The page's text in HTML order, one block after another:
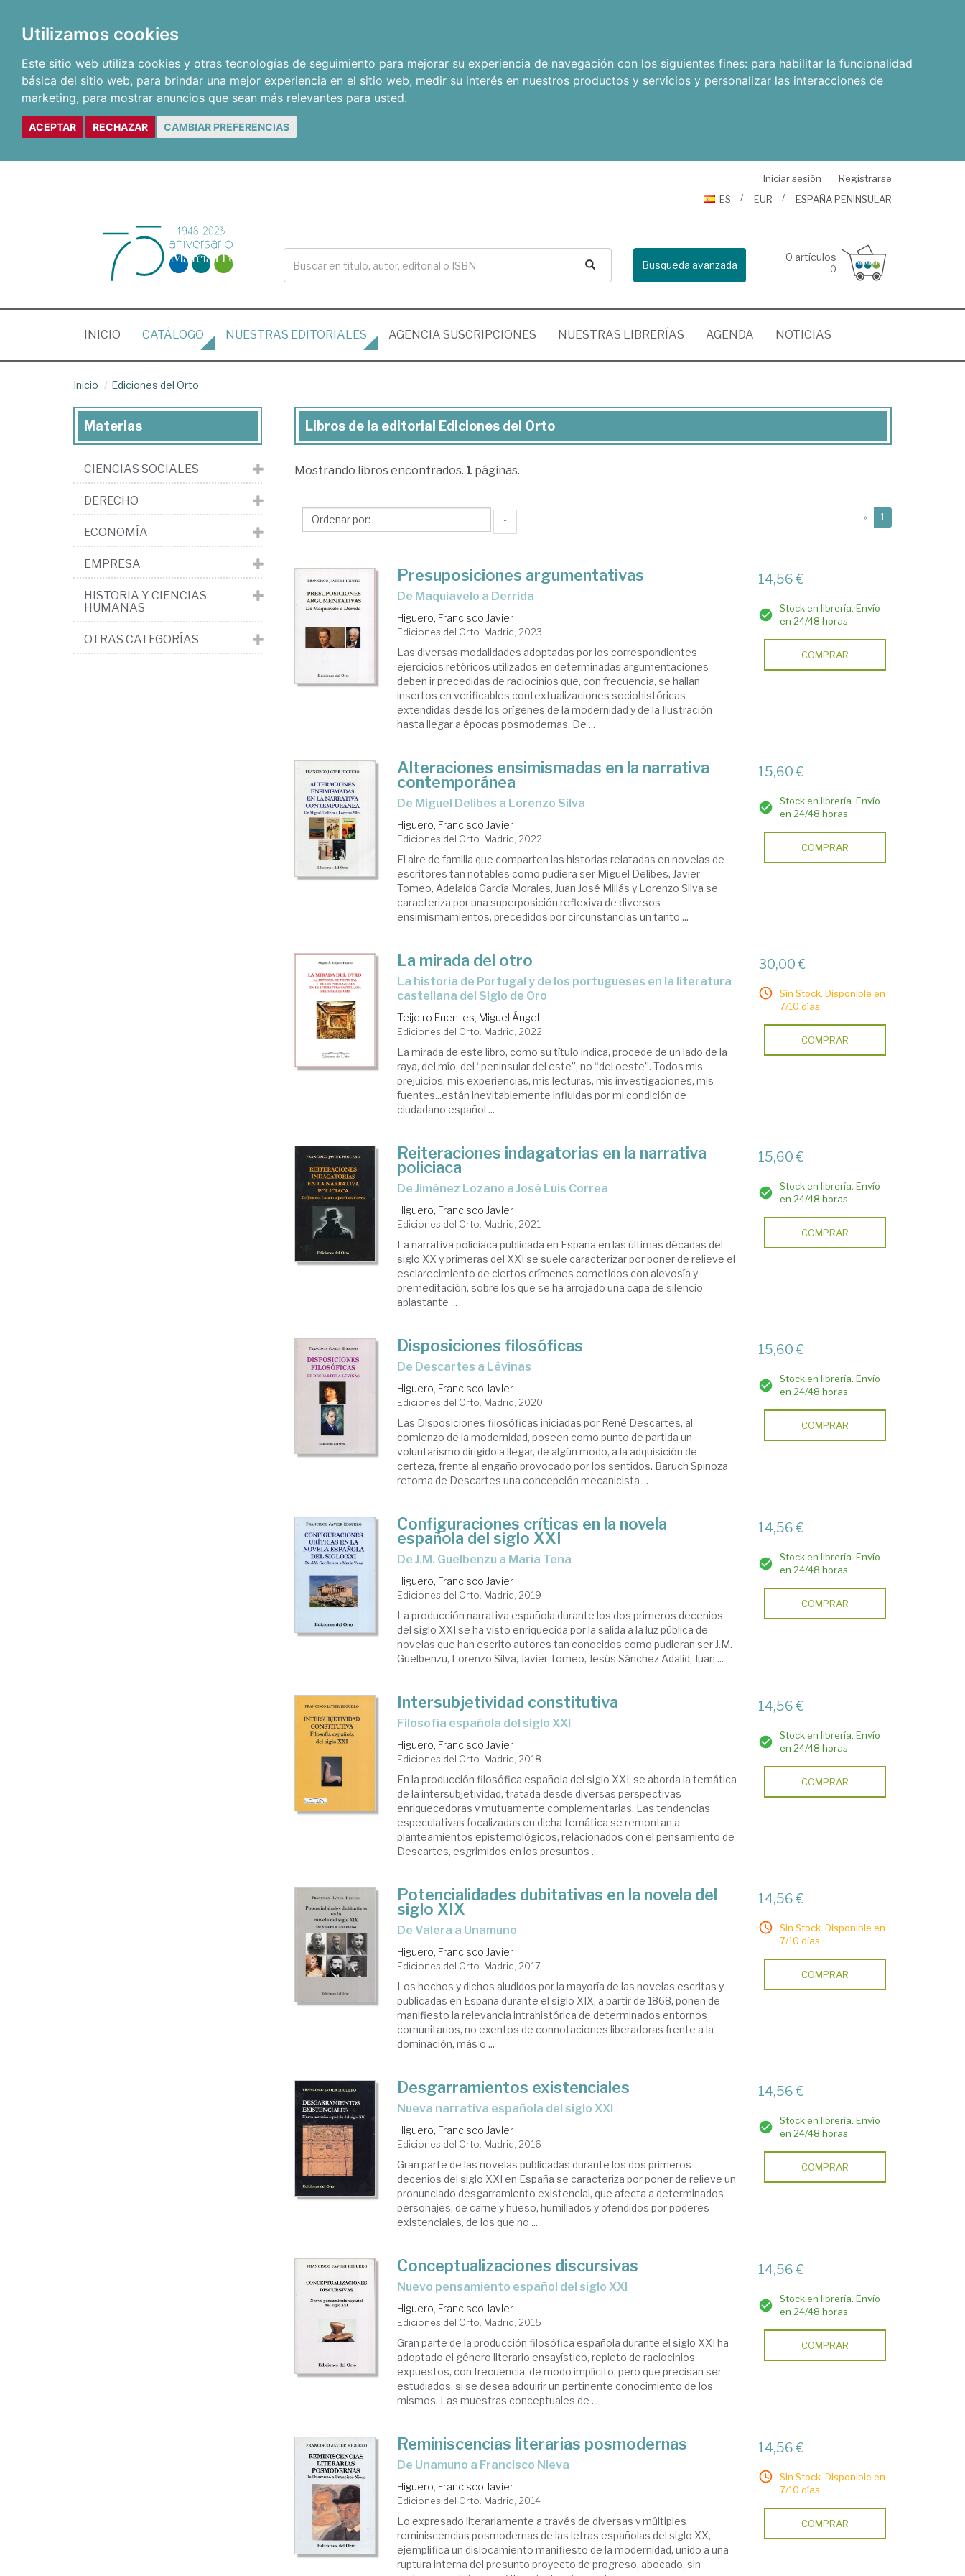
Utilizamos cookies
Este sitio web utiliza cookies y otras tecnologías de seguimiento para mejorar su experiencia de navegación con los siguientes fines: para habilitar la funcionalidad
básica del sitio web, para brindar una mejor experiencia en el sitio web, medir su interés en nuestros productos y servicios y personalizar las interacciones de
marketing, para mostrar anuncios que sean más relevantes para usted.
ACEPTAR RECHAZAR CAMBIAR PREFERENCIAS
Iniciar sesión
Registrarse
ES
EUR ESPAÑA PENINSULAR
Busqueda avanzada
0 artículos
0
INICIO (CURRENT)
CATÁLOGO NUESTRAS EDITORIALES AGENCIA SUSCRIPCIONES NUESTRAS LIBRERÍAS AGENDA NOTICIAS
Inicio Ediciones del Orto
Libros
la
Ediciones
Orto
Libros de la editorial Ediciones del Orto
Mostrando libros encontrados. 1 páginas.
↑ « 1
Presuposiciones argumentativas
de Maquiavelo a Derrida
Higuero, Francisco Javier
Ediciones del Orto. Madrid, 2023
Las diversas modalidades adoptadas por los correspondientes
ejercicios retóricos utilizados en determinadas argumentaciones
deben ir precedidas de raciocinios que, con frecuencia, se hallan
insertos en verificables contextualizaciones sociohistóricas
extendidas desde los orígenes de la modernidad y de la Ilustración
hasta llegar a épocas posmodernas. De ...
14,56 €
Stock en librería. Envío
en 24/48 horas
COMPRAR
Alteraciones ensimismadas en la narrativa
contemporánea
de Miguel Delibes a Lorenzo Silva
Higuero, Francisco Javier
Ediciones del Orto. Madrid, 2022
El aire de familia que comparten las historias relatadas en novelas de
escritores tan notables como pudiera ser Miguel Delibes, Javier
Tomeo, Adelaida García Morales, Juan José Millás y Lorenzo Silva se
caracteriza por una superposición reflexiva de diversos
ensimismamientos, precedidos por circunstancias un tanto ...
15,60 €
Stock en librería. Envío
en 24/48 horas
COMPRAR
La mirada del otro
la historia de Portugal y de los portugueses en la literatura
castellana del Siglo de Oro
Teijeiro Fuentes, Miguel Ángel
Ediciones del Orto. Madrid, 2022
La mirada de este libro, como su título indica, procede de un lado de la
raya, del mío, del “peninsular del este”, no “del oeste”. Todos mis
prejuicios, mis experiencias, mis lecturas, mis investigaciones, mis
fuentes...están inevitablemente influidas por mi condición de
ciudadano español ...
30,00 €
Sin Stock. Disponible en
7/10 días.
COMPRAR
Reiteraciones indagatorias en la narrativa
policiaca
de Jiménez Lozano a José Luis Correa
Higuero, Francisco Javier
Ediciones del Orto. Madrid, 2021
La narrativa policiaca publicada en España en las últimas décadas del
siglo XX y primeras del XXI se suele caracterizar por poner de relieve el
esclarecimiento de ciertos crímenes cometidos con alevosía y
premeditación, sobre los que se ha arrojado una capa de silencio
aplastante ...
15,60 €
Stock en librería. Envío
en 24/48 horas
COMPRAR
Disposiciones filosóficas
de Descartes a Lévinas
Higuero, Francisco Javier
Ediciones del Orto. Madrid, 2020
Las Disposiciones filosóficas iniciadas por René Descartes, al
comienzo de la modernidad, poseen como punto de partida un
voluntarismo dirigido a llegar, de algún modo, a la adquisición de
certeza, frente al engaño provocado por los sentidos. Baruch Spinoza
retoma de Descartes una concepción mecanicista ...
15,60 €
Stock en librería. Envío
en 24/48 horas
COMPRAR
Configuraciones críticas en la novela
española del siglo XXI
de J.M. Guelbenzu a María Tena
Higuero, Francisco Javier
Ediciones del Orto. Madrid, 2019
La producción narrativa española durante los dos primeros decenios
del siglo XXI se ha visto enriquecida por la salida a la luz pública de
novelas que han escrito autores tan conocidos como pudieran ser J.M.
Guelbenzu, Lorenzo Silva, Javier Tomeo, Jesús Sánchez Adalid, Juan ...
14,56 €
Stock en librería. Envío
en 24/48 horas
COMPRAR
Intersubjetividad constitutiva
Filosofía española del siglo XXI
Higuero, Francisco Javier
Ediciones del Orto. Madrid, 2018
En la producción filosófica española del siglo XXI, se aborda la temática
de la intersubjetividad, tratada desde diversas perspectivas
enriquecedoras y mutuamente complementarias. Las tendencias
especulativas focalizadas en dicha temática se remontan a
planteamientos epistemológicos, relacionados con el pensamiento de
Descartes, esgrimidos en los presuntos ...
14,56 €
Stock en librería. Envío
en 24/48 horas
COMPRAR
Potencialidades dubitativas en la novela del
siglo XIX
de Valera a Unamuno
Higuero, Francisco Javier
Ediciones del Orto. Madrid, 2017
Los hechos y dichos aludidos por la mayoría de las novelas escritas y
publicadas en España durante el siglo XIX, a partir de 1868, ponen de
manifiesto la relevancia intrahistórica de determinados entornos
comunitarios, no exentos de connotaciones liberadoras frente a la
dominación, más o ...
14,56 €
Sin Stock. Disponible en
7/10 días.
COMPRAR
Desgarramientos existenciales
nueva narrativa española del siglo XXI
Higuero, Francisco Javier
Ediciones del Orto. Madrid, 2016
Gran parte de las novelas publicadas durante los dos primeros
decenios del siglo XXI en España se caracteriza por poner de relieve un
pronunciado desgarramiento existencial, que afecta a determinados
personajes, de carne y hueso, humillados y ofendidos por poderes
existenciales, de los que no ...
14,56 €
Stock en librería. Envío
en 24/48 horas
COMPRAR
Conceptualizaciones discursivas
Nuevo pensamiento español del siglo XXI
Higuero, Francisco Javier
Ediciones del Orto. Madrid, 2015
Gran parte de la producción filosófica española durante el siglo XXI ha
adoptado el género literario ensayístico, repleto de raciocinios
expuestos, con frecuencia, de modo implícito, pero que precisan ser
estudiados, si se desea adquirir un pertinente conocimiento de los
mismos. Las muestras conceptuales de ...
14,56 €
Stock en librería. Envío
en 24/48 horas
COMPRAR
Reminiscencias literarias posmodernas
de Unamuno a Francisco Nieva
Higuero, Francisco Javier
Ediciones del Orto. Madrid, 2014
Lo expresado literariamente a través de diversas y múltiples
reminiscencias posmodernas de las letras españolas del siglo XX,
ejemplifica un dislocamiento manifiesto de la modernidad, unido a una
ruptura interna del presunto proyecto de progreso, abocado, sin
14,56 €
Sin Stock. Disponible en
7/10 días.
COMPRAR
Materias
CIENCIAS SOCIALES
DERECHO
ECONOMÍA
EMPRESA
HISTORIA Y CIENCIAS
HUMANAS
OTRAS CATEGORÍAS